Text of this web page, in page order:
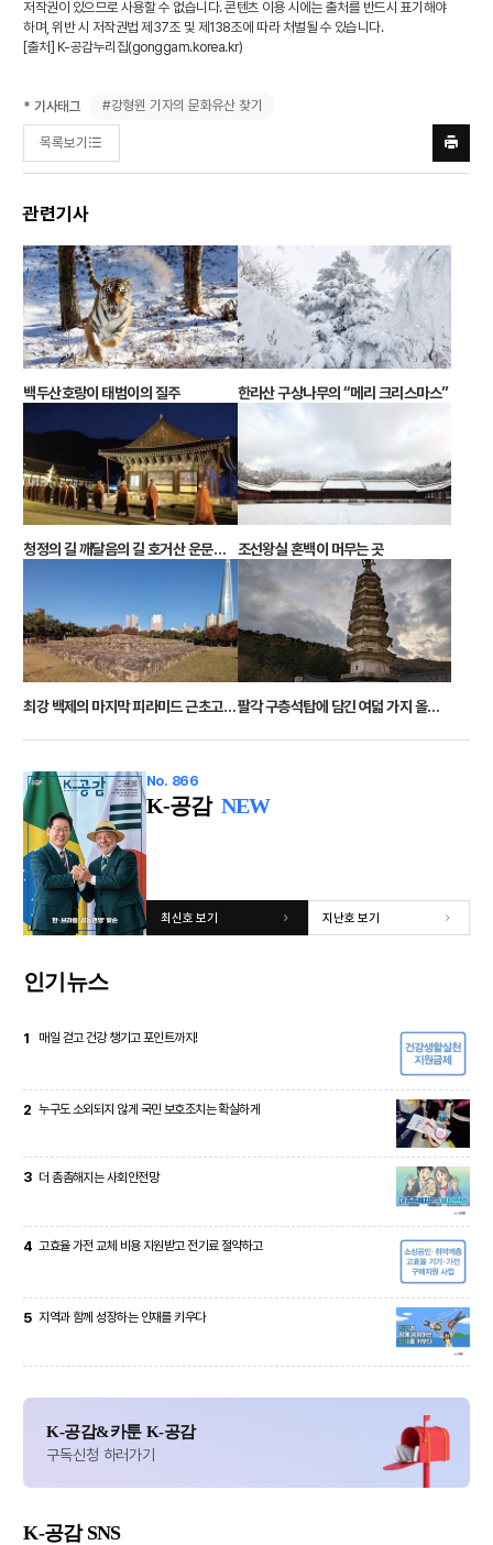
저작권이 있으므로 사용할 수 없습니다. 콘텐츠 이용 시에는 출처를 반드시 표기해야
하며, 위반 시 저작권법 제37조 및 제138조에 따라 처벌될 수 있습니다.
[출처] K-공감누리집(gonggam.korea.kr)
* 기사태그 #강형원 기자의 문화유산 찾기
목록보기
프린트
하기
관련기사
백두산호랑이 태범이의 질주 한라산 구상나무의 “메리 크리스마스”
청정의 길 깨달음의 길 호거산 운문사의 수행자들 조선왕실 혼백이 머무는 곳
최강 백제의 마지막 피라미드 근초고왕릉 팔각 구층석탑에 담긴 여덟 가지 올바른 길
No. 866
K-공감 NEW
최신호 보기 지난호 보기
인기뉴스
1 매일 걷고 건강 챙기고 포인트까지!
2 누구도 소외되지 않게 국민 보호조치는 확실하게
3 더 촘촘해지는 사회안전망
4 고효율 가전 교체 비용 지원받고 전기료 절약하고
5 지역과 함께 성장하는 인재를 키우다
K-공감&카툰 K-공감
구독신청 하러가기
K-공감 SNS